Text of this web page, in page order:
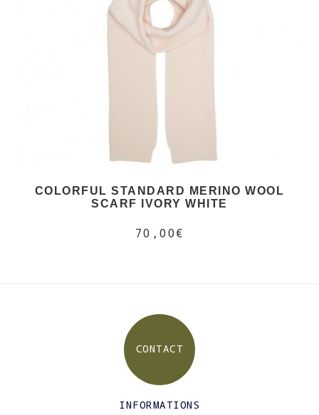
COLORFUL STANDARD MERINO WOOL
SCARF IVORY WHITE
70,00€
CONTACT
INFORMATIONS